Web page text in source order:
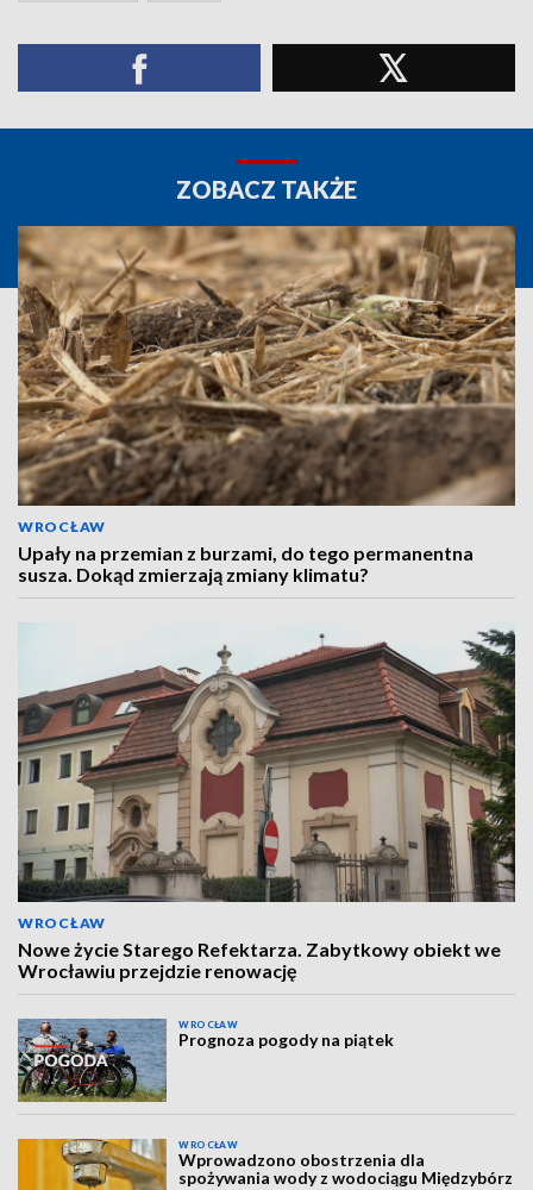
ZOBACZ TAKŻE
WROCŁAW
Upały na przemian z burzami, do tego permanentna
susza. Dokąd zmierzają zmiany klimatu?
WROCŁAW
Nowe życie Starego Refektarza. Zabytkowy obiekt we
Wrocławiu przejdzie renowację
WROCŁAW
Prognoza pogody na piątek
WROCŁAW
Wprowadzono obostrzenia dla
spożywania wody z wodociągu Międzybórz